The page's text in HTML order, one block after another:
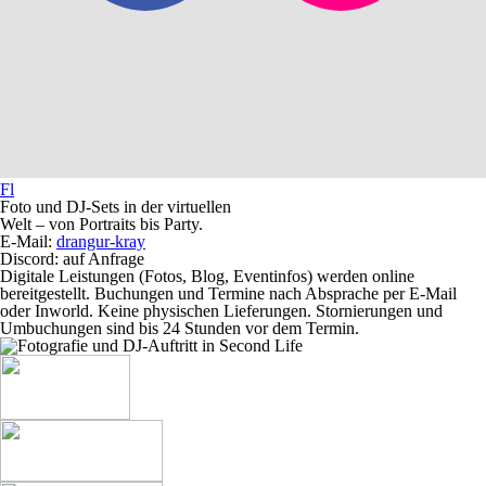
Fl
Foto und DJ-Sets in der virtuellen
Welt – von Portraits bis Party.
E-Mail: drangur-kray
Discord: auf Anfrage
Digitale Leistungen (Fotos, Blog, Eventinfos) werden online
bereitgestellt. Buchungen und Termine nach Absprache per E‑Mail
oder Inworld. Keine physischen Lieferungen. Stornierungen und
Umbuchungen sind bis 24 Stunden vor dem Termin.